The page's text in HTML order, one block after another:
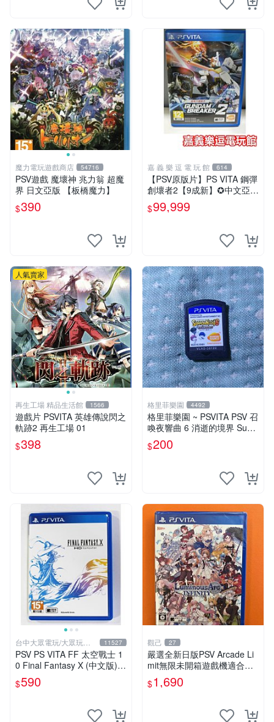
魔力電玩遊戲商店 54716
PSV遊戲 魔壞神 兆力翁 超魔
界 日文亞版 【板橋魔力】
$390
嘉 義 樂 逗 電 玩 館 614
【PSV原版片】PS VITA 鋼彈
創壞者2【9成新】✪中文亞版
中古二手✪嘉義樂逗電玩館
$99,999
人氣賣家
再生工場 精品生活館 1566
遊戲片 PSVITA 英雄傳說閃之
軌跡2 再生工場 01
$398
格里菲樂園 4492
格里菲樂園 ~ PSVITA PSV 召
喚夜響曲 6 消逝的境界 Sum
mon Night 6 Lost 日文版裸卡
$200
台中大眾電玩/大眾玩具
店
11527
PSV PS VITA FF 太空戰士 1
0 Final Fantasy X (中文版)
(二手商品)【台中大眾電玩】
$590
觀己 27
嚴選全新日版PSV Arcade Li
mit無限未開箱遊戲機適合收
藏 Arcade Limit 新遊戲 未開
封 測試合格
$1,690